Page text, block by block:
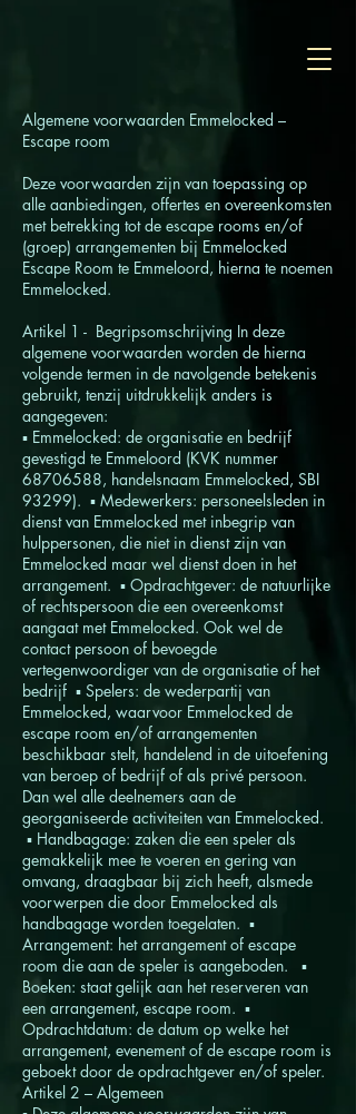
Algemene voorwaarden Emmelocked –
Escape room
Deze voorwaarden zijn van toepassing op
alle aanbiedingen, offertes en overeenkomsten
met betrekking tot de escape rooms en/of
(groep) arrangementen bij Emmelocked
Escape Room te Emmeloord, hierna te noemen
Emmelocked.
Artikel 1 - Begripsomschrijving In deze
algemene voorwaarden worden de hierna
volgende termen in de navolgende betekenis
gebruikt, tenzij uitdrukkelijk anders is
aangegeven:
▪ Emmelocked: de organisatie en bedrijf
gevestigd te Emmeloord (KVK nummer
68706588, handelsnaam Emmelocked, SBI
93299). ▪ Medewerkers: personeelsleden in
dienst van Emmelocked met inbegrip van
hulppersonen, die niet in dienst zijn van
Emmelocked maar wel dienst doen in het
arrangement. ▪ Opdrachtgever: de natuurlijke
of rechtspersoon die een overeenkomst
aangaat met Emmelocked. Ook wel de
contact persoon of bevoegde
vertegenwoordiger van de organisatie of het
bedrijf ▪ Spelers: de wederpartij van
Emmelocked, waarvoor Emmelocked de
escape room en/of arrangementen
beschikbaar stelt, handelend in de uitoefening
van beroep of bedrijf of als privé persoon.
Dan wel alle deelnemers aan de
georganiseerde activiteiten van Emmelocked.
▪ Handbagage: zaken die een speler als
gemakkelijk mee te voeren en gering van
omvang, draagbaar bij zich heeft, alsmede
voorwerpen die door Emmelocked als
handbagage worden toegelaten. ▪
Arrangement: het arrangement of escape
room die aan de speler is aangeboden. ▪
Boeken: staat gelijk aan het reserveren van
een arrangement, escape room. ▪
Opdrachtdatum: de datum op welke het
arrangement, evenement of de escape room is
geboekt door de opdrachtgever en/of speler.
Artikel 2 – Algemeen